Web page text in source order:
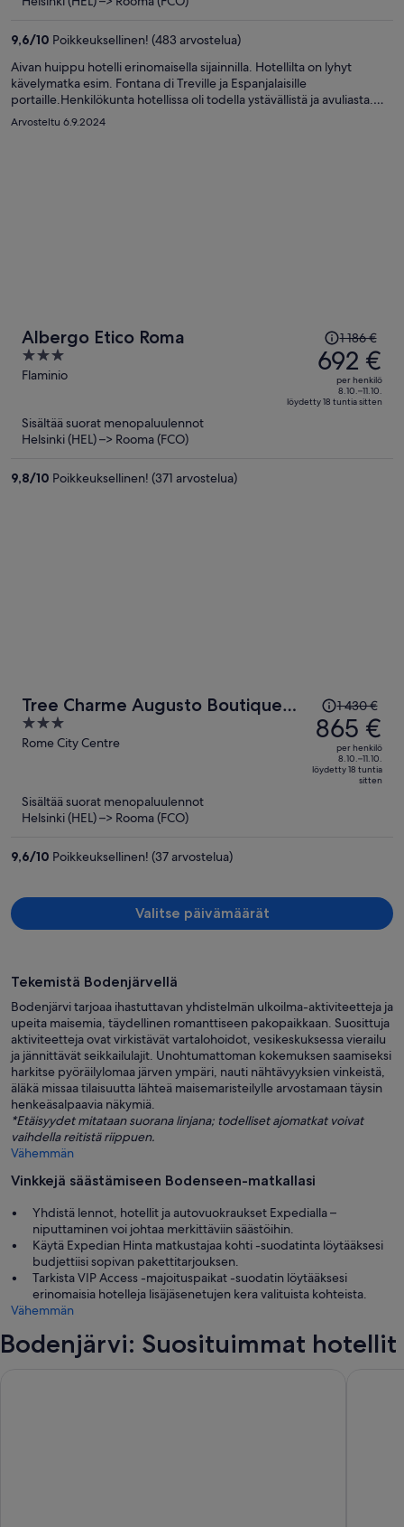
9,6/10 Poikkeuksellinen! (483 arvostelua)
Aivan huippu hotelli erinomaisella sijainnilla. Hotellilta on lyhyt
kävelymatka esim. Fontana di Treville ja Espanjalaisille
portaille.Henkilökunta hotellissa oli todella ystävällistä ja avuliasta.
Huone oli tyylikäs, viihtyisä ja erittäin siisti. Hotellin kattoterassilta on
Arvosteltu 6.9.2024
Albergo Etico Roma
3
out
Flaminio
Hinta
oli
1 186 €,
hinta
on
1 186 €
692 €
per henkilö
8.10.–11.10.
löydetty 18 tuntia sitten
Sisältää suorat menopaluulennot
Helsinki (HEL) –> Rooma (FCO)
9,8/10 Poikkeuksellinen! (371 arvostelua)
Tree Charme Augusto Boutique
Hotel
3
out
Rome City Centre
Hinta
oli
1 430 €,
hinta
on
1 430 €
865 €
per henkilö
8.10.–11.10.
löydetty 18 tuntia
sitten
Sisältää suorat menopaluulennot
Helsinki (HEL) –> Rooma (FCO)
9,6/10 Poikkeuksellinen! (37 arvostelua)
Valitse päivämäärät
Tekemistä Bodenjärvellä
Bodenjärvi tarjoaa ihastuttavan yhdistelmän ulkoilma-aktiviteetteja ja
upeita maisemia, täydellinen romanttiseen pakopaikkaan. Suosittuja
aktiviteetteja ovat virkistävät vartalohoidot, vesikeskuksessa vierailu
ja jännittävät seikkailulajit. Unohtumattoman kokemuksen saamiseksi
harkitse pyöräilylomaa järven ympäri, nauti nähtävyyksien vinkeistä,
äläkä missaa tilaisuutta lähteä maisemaristeilylle arvostamaan täysin
henkeäsalpaavia näkymiä.
*Etäisyydet mitataan suorana linjana; todelliset ajomatkat voivat
vaihdella reitistä riippuen.
Vähemmän
Vinkkejä säästämiseen Bodenseen-matkallasi
Yhdistä lennot, hotellit ja autovuokraukset Expedialla –
niputtaminen voi johtaa merkittäviin säästöihin.
Käytä Expedian Hinta matkustajaa kohti -suodatinta löytääksesi
budjettiisi sopivan pakettitarjouksen.
Tarkista VIP Access -majoituspaikat -suodatin löytääksesi
erinomaisia hotelleja lisäjäsenetujen kera valituista kohteista.
Vähemmän
Bodenjärvi: Suosituimmat hotellit